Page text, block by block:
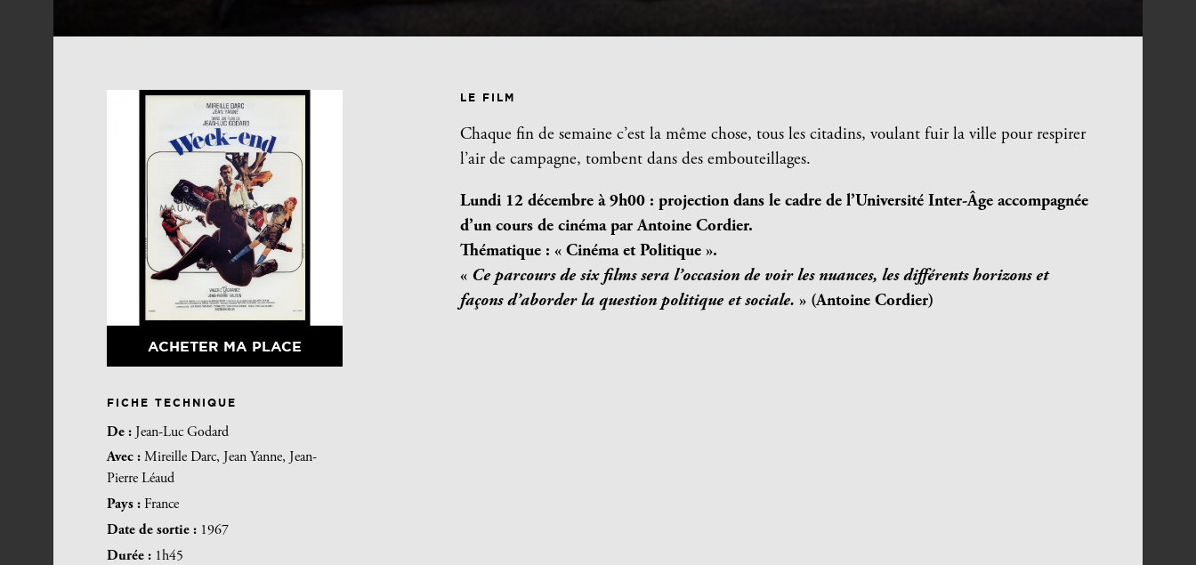
ACHETER MA PLACE
FICHE TECHNIQUE
De : Jean-Luc Godard
Avec : Mireille Darc, Jean Yanne, Jean-
Pierre Léaud
Pays : France
Date de sortie : 1967
Durée : 1h45
LE FILM
Chaque fin de semaine c’est la même chose, tous les citadins, voulant fuir la ville pour respirer
l’air de campagne, tombent dans des embouteillages.
Lundi 12 décembre à 9h00 : projection dans le cadre de l’Université Inter-Âge accompagnée
d’un cours de cinéma par Antoine Cordier.
Thématique : « Cinéma et Politique ».
« Ce parcours de six films sera l’occasion de voir les nuances, les différents horizons et
façons d’aborder la question politique et sociale. » (Antoine Cordier)